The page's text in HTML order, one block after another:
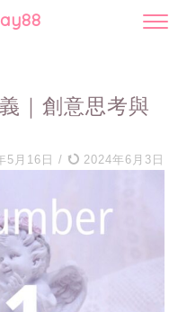
｜創意思考與
5月16日 / 2024年6月3日